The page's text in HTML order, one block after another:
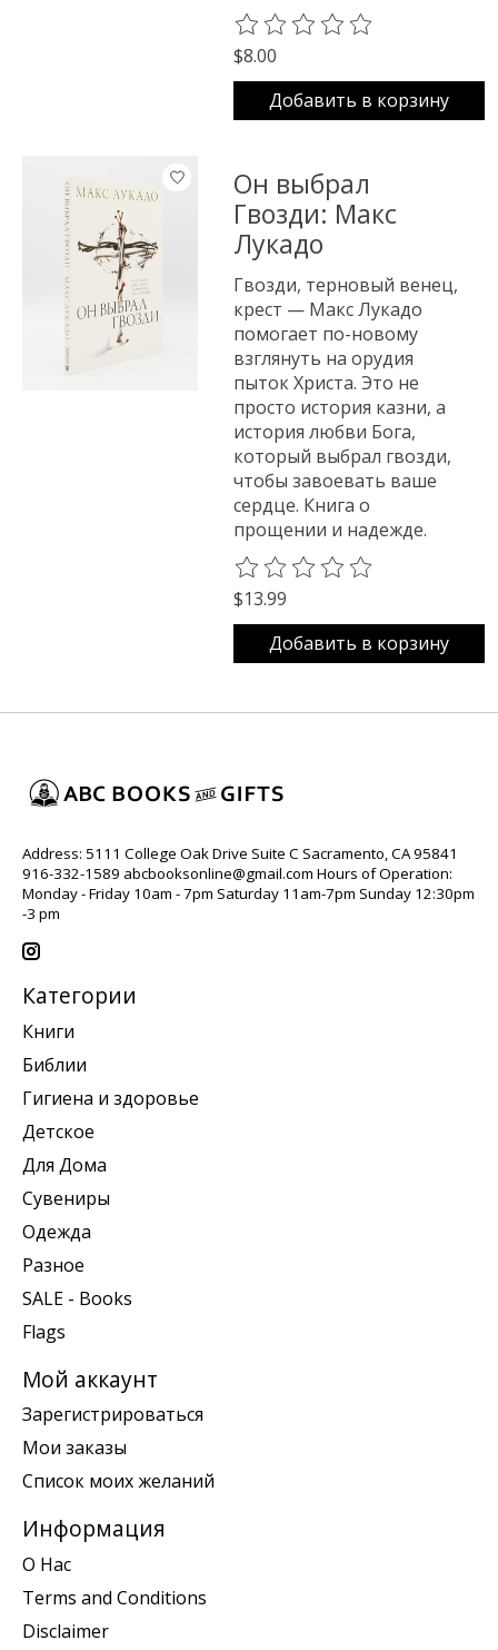
The rating of this product is
$8.00
Добавить в корзину
Он выбрал
Гвозди: Макс
Лукадо
Гвозди, терновый венец,
крест — Макс Лукадо
помогает по-новому
взглянуть на орудия
пыток Христа. Это не
просто история казни, а
история любви Бога,
который выбрал гвозди,
чтобы завоевать ваше
сердце. Книга о
прощении и надежде.
The rating of this product is
$13.99
Добавить в корзину
Address: 5111 College Oak Drive Suite C Sacramento, CA 95841
916-332-1589 abcbooksonline@gmail.com Hours of Operation:
Monday - Friday 10am - 7pm Saturday 11am-7pm Sunday 12:30pm
-3 pm
Категории
Книги
Библии
Гигиена и здоровье
Детское
Для Дома
Сувениры
Одежда
Разное
SALE - Books
Flags
Мой аккаунт
Зарегистрироваться
Мои заказы
Список моих желаний
Информация
О Нас
Terms and Conditions
Disclaimer